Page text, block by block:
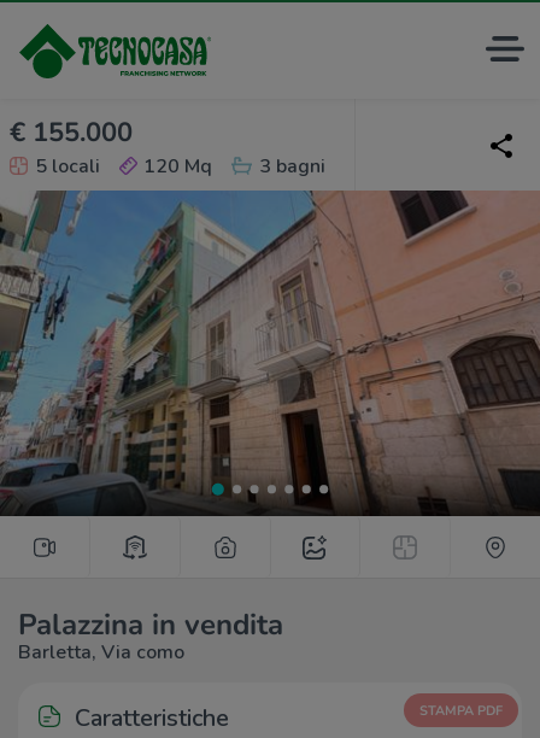
€ 155.000
5 locali 120 Mq 3 bagni
Palazzina in vendita
Barletta, Via como
Caratteristiche STAMPA PDF